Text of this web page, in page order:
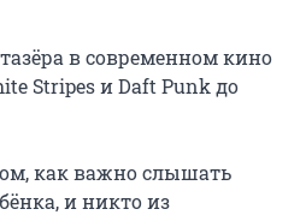
в современном кино
Stripes и Daft Punk до
как важно слышать
и никто из